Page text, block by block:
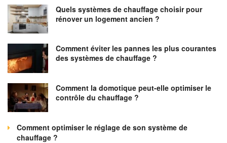
Quels systèmes de chauffage choisir pour
rénover un logement ancien ?
Comment éviter les pannes les plus courantes
des systèmes de chauffage ?
Comment la domotique peut-elle optimiser le
contrôle du chauffage ?
Comment optimiser le réglage de son système de
chauffage ?